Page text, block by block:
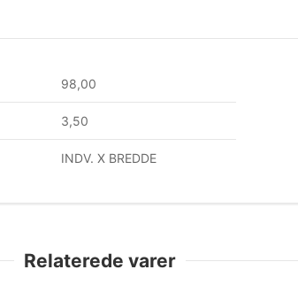
98,00
3,50
INDV. X BREDDE
Relaterede varer